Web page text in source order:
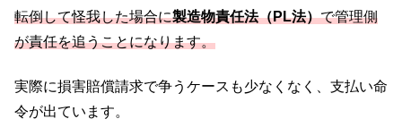
転倒して怪我した場合に製造物責任法（PL法）で管理側
が責任を追うことになります。
実際に損害賠償請求で争うケースも少なくなく、支払い命
令が出ています。